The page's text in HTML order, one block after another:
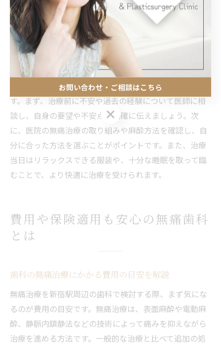
安全性を維持できます。また、治療前後のフォローやア
フターケアも充実しているため、初めての方でも安心し
て治療を受けられるのが特長です。
歯科で快適に治療を受けるための事前準備
快適に無痛治療を受けるためには、事前の準備が大切で
す。まず、治療前に不安や過去の経験について医師に相
談し、自身の要望や不安点を明確に伝えましょう。次
に、医院の無痛治療の取り組みや麻酔方法を確認し、自
分に合った方法を選ぶことがポイントです。また、治療
当日はリラックスできる服装や、十分な睡眠を取って臨
むことで、より快適に治療を受けられます。
費用や保険適用も安心の無痛歯科
とは
歯科の無痛治療にかかる費用の目安を解説
無痛治療を新宿駅周辺の歯科で検討する際、まず気にな
るのが費用の目安です。無痛治療は、表面麻酔や電動麻
酔、静脈内鎮静法などの技術によって痛みを抑えながら
治療を進める方法です。一般的な治療と比べて追加の処
お問い合わせ・ご相談はこちら
お問い合わせ・ご相談はこちら